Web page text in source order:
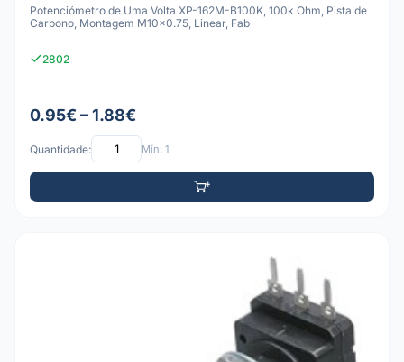
Potenciómetro de Uma Volta XP-162M-B100K, 100k Ohm, Pista de
Carbono, Montagem M10x0.75, Linear, Fab
2802
0.95€ – 1.88€
Quantidade: Mín: 1